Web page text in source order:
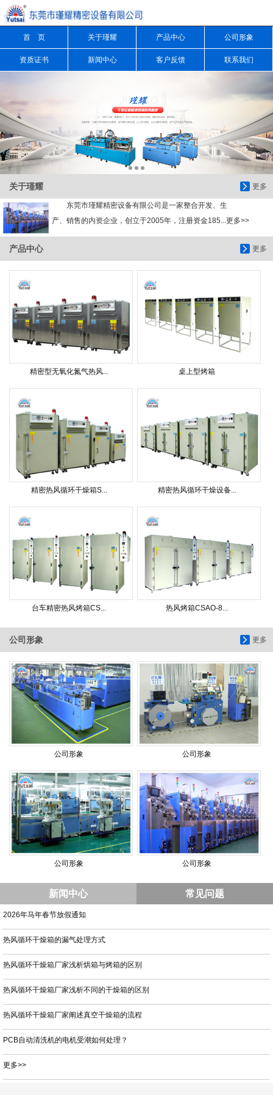
首 页 关于瑾耀 产品中心 公司形象
资质证书 新闻中心 客户反馈 联系我们
更多
关于瑾耀
东莞市瑾耀精密设备有限公司是一家整合开发、生
产、销售的内资企业，创立于2005年，注册资金185...更多>>
更多
产品中心
精密型无氧化氮气热风... 桌上型烤箱
精密热风循环干燥箱S... 精密热风循环干燥设备...
台车精密热风烤箱CS... 热风烤箱CSAO-8...
更多
公司形象
公司形象 公司形象
公司形象 公司形象
新闻中心 常见问题
2026年马年春节放假通知
热风循环干燥箱的漏气处理方式
热风循环干燥箱厂家浅析烘箱与烤箱的区别
热风循环干燥箱厂家浅析不同的干燥箱的区别
热风循环干燥箱厂家阐述真空干燥箱的流程
PCB自动清洗机的电机受潮如何处理？
更多>>
信息搜索
搜索